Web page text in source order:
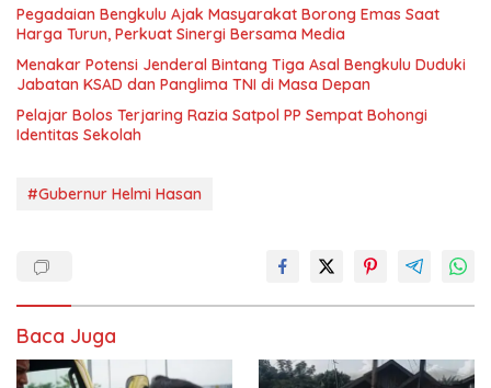
Pegadaian Bengkulu Ajak Masyarakat Borong Emas Saat
Harga Turun, Perkuat Sinergi Bersama Media
Menakar Potensi Jenderal Bintang Tiga Asal Bengkulu Duduki
Jabatan KSAD dan Panglima TNI di Masa Depan
Pelajar Bolos Terjaring Razia Satpol PP Sempat Bohongi
Identitas Sekolah
#Gubernur Helmi Hasan
Baca Juga